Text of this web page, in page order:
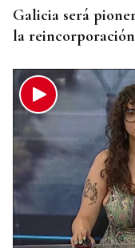
Galicia será
la